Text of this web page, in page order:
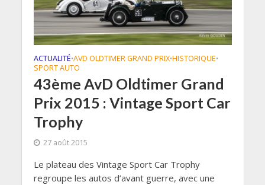
ACTUALITÉ•AVD OLDTIMER GRAND PRIX•HISTORIQUE•
SPORT AUTO
43ème AvD Oldtimer Grand
Prix 2015 : Vintage Sport Car
Trophy
27 août 2015
Le plateau des Vintage Sport Car Trophy
regroupe les autos d’avant guerre, avec une